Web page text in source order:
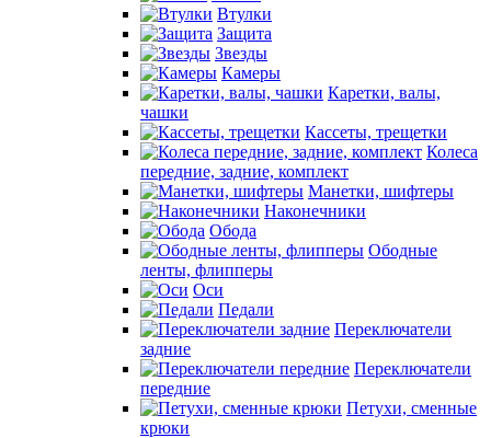
Втулки
Защита
Звезды
Камеры
Каретки, валы,
чашки
Кассеты, трещетки
Колеса
передние, задние, комплект
Манетки, шифтеры
Наконечники
Обода
Ободные
ленты, флипперы
Оси
Педали
Переключатели
задние
Переключатели
передние
Петухи, сменные
крюки